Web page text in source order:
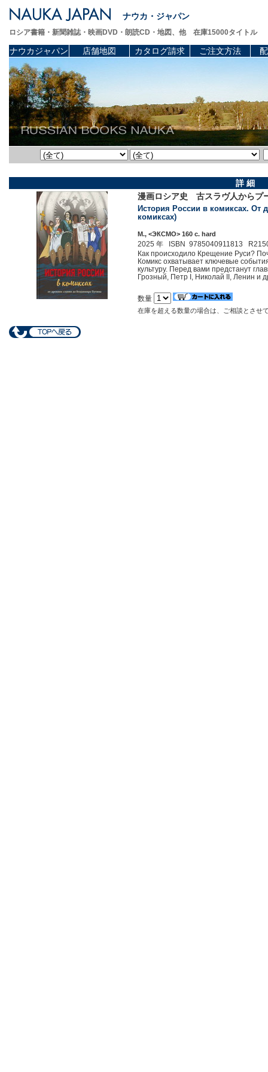
ナウカ・ジャパン
ロシア書籍・新聞雑誌・映画DVD・朗読CD・地図、他 在庫15000タイトル
ナウカジャパン 店舗地図 カタログ請求 ご注文方法
詳 細
漫画ロシア史 古スラヴ人からプ
История России в комиксах. От
комиксах)
М., <ЭКСМО> 160 c. hard
2025 年 ISBN 9785040911813
Как происходило Крещение Руси?
Комикс охватывает ключевые
культуру. Перед вами предстанут
Грозный, Петр I, Николай II, Ленин и
数量
在庫を超える数量の場合は、ご相談とさせ